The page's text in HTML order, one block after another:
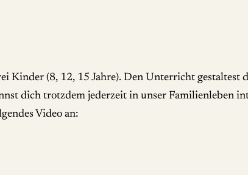
Kinder (8, 12, 15 Jahre). Den Unterricht gestaltest
dich trotzdem jederzeit in unser Familienleben
Video an: